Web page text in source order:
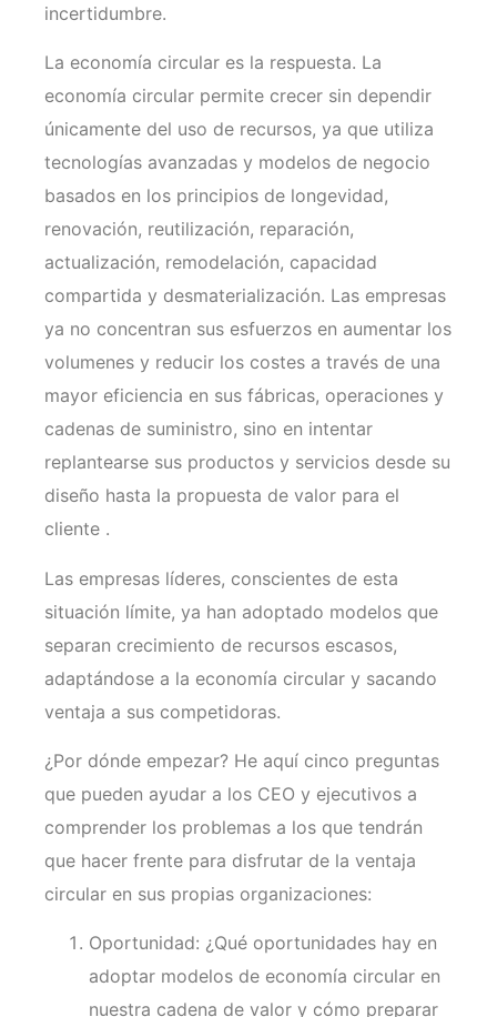
incertidumbre.
La economía circular es la respuesta. La
economía circular permite crecer sin dependir
únicamente del uso de recursos, ya que utiliza
tecnologías avanzadas y modelos de negocio
basados en los principios de longevidad,
renovación, reutilización, reparación,
actualización, remodelación, capacidad
compartida y desmaterialización. Las empresas
ya no concentran sus esfuerzos en aumentar los
volumenes y reducir los costes a través de una
mayor eficiencia en sus fábricas, operaciones y
cadenas de suministro, sino en intentar
replantearse sus productos y servicios desde su
diseño hasta la propuesta de valor para el
cliente .
Las empresas líderes, conscientes de esta
situación límite, ya han adoptado modelos que
separan crecimiento de recursos escasos,
adaptándose a la economía circular y sacando
ventaja a sus competidoras.
¿Por dónde empezar? He aquí cinco preguntas
que pueden ayudar a los CEO y ejecutivos a
comprender los problemas a los que tendrán
que hacer frente para disfrutar de la ventaja
circular en sus propias organizaciones:
Oportunidad: ¿Qué oportunidades hay en
adoptar modelos de economía circular en
nuestra cadena de valor y cómo preparar